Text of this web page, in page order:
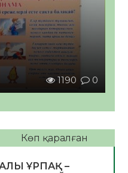
1190 0
Көп қаралған
ҰРПАҚ –